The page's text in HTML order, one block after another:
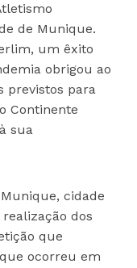
de Munique.
um êxito
obrigou ao
previstos para
Continente
sua
cidade
dos
que
ocorreu em